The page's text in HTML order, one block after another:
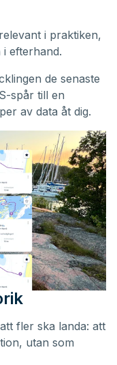
i praktiken,
efterhand.
de senaste
spår till en
av data åt dig.
fler ska landa: att
utan som